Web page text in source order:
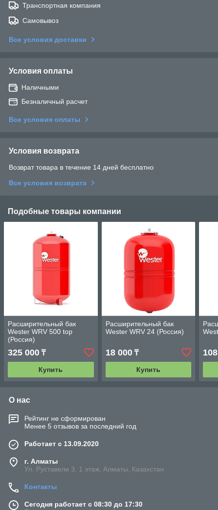
Транспортная компания
Самовывоз
Все условия доставки
Условия оплаты
Наличными
Безналичный расчет
Все условия оплаты
Условия возврата
Возврат товара в течение 14 дней бесплатно
Все условия возврата
Подобные товары компании
Расширительный бак
Wester WRV 500 top
(Россия)
325 000 ₸
Купить
Расширительный бак
Wester WRV 24 (Россия)
18 000₸
Купить
О нас
Рейтинг не сформирован
Менее 5 отзывов за последний год
Работает с 13.09.2020
г. Алматы
Ул. Руставели 3, 1 этаж, Алматы, Казахстан
Контакты
Сегодня работает с 08:30 до 17:30